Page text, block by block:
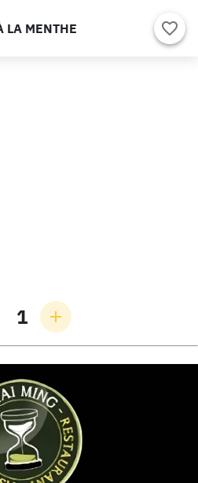
LA MENTHE
1